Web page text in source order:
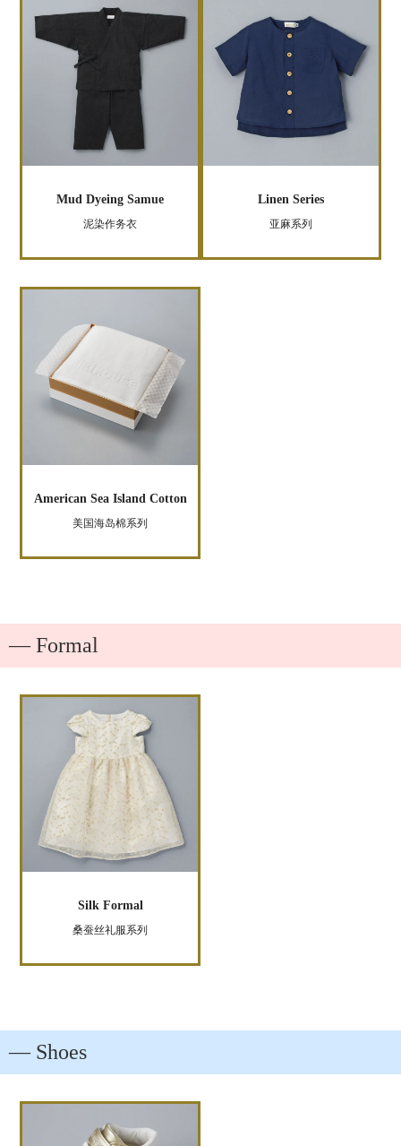
Mud Dyeing Samue
泥染作务衣
Linen Series
亚麻系列
American Sea Island Cotton
美国海岛棉系列
― Formal
Silk Formal
桑蚕丝礼服系列
― Shoes